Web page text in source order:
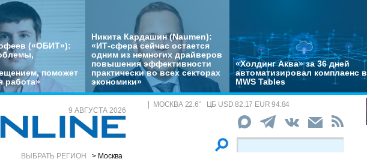
(«ОБИТ»):
поможет
работа»
Никита Кардашин (Naumen):
«ИТ-сфера сейчас остается
одним из немногих драйверов
повышения эффективности
практически во всех секторах
экономики»
«Холдинг Аква» за 36 дней
автоматизировал комплаенс в
MWS Tables
9 АВГУСТА 2026
ВЫБРАТЬ РЕГИОН > Москва
МОСКВА 22.6° ЦБ USD 82.17 EUR 94.84